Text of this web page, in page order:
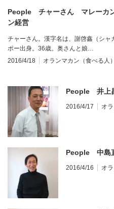
People チャーさん マレーカ
ン経営
チャーさん。漢字名は、謝啓鑫（シャ
ポー出身。36歳。奥さんと娘…
2016/4/18
オランマカン（食べる人）
People 井上
2016/4/17 オ
People 中島
2016/4/16 オ